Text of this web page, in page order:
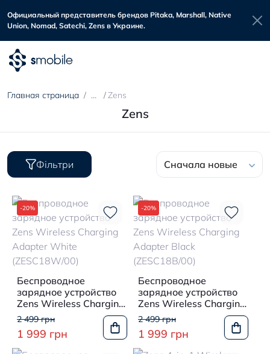
Официальный представитель брендов Pitaka, Marshall, Native
Union, Nomad, Satechi, Zens в Украине.
Главная страница Zens
Zens
Фільтри Сначала новые
-20%
Беспроводное
зарядное устройство
Zens Wireless Charging
Adapter White
(ZESC18W/00)
2 499 грн
1 999 грн
-20%
Беспроводное
зарядное устройство
Zens Wireless Charging
Adapter Black
(ZESC18B/00)
2 499 грн
1 999 грн